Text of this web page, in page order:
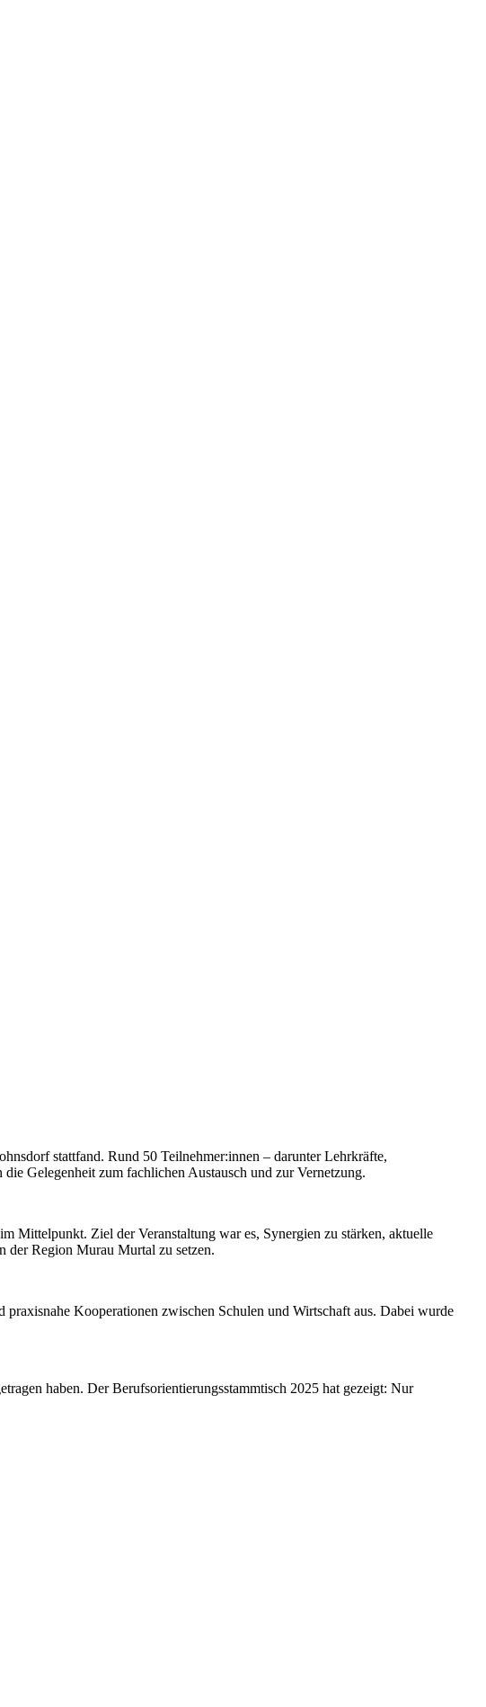
stattfand. Rund 50 Teilnehmer:innen – darunter Lehrkräfte,
die Gelegenheit zum fachlichen Austausch und zur Vernetzung.
Mittelpunkt. Ziel der Veranstaltung war es, Synergien zu stärken, aktuelle
der Region Murau Murtal zu setzen.
Kooperationen zwischen Schulen und Wirtschaft aus. Dabei wurde
haben. Der Berufsorientierungsstammtisch 2025 hat gezeigt: Nur